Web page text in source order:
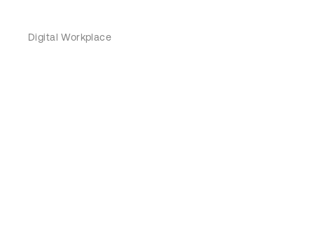
Digital Workplace